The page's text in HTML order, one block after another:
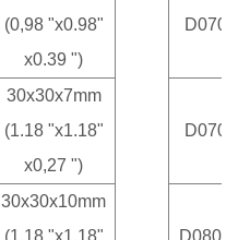
(0,98 "x0.98"
x0.39 ")
30x30x7mm
(1.18 "x1.18"
x0,27 ")
30x30x10mm
(1.18 "x1.18"